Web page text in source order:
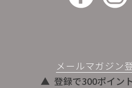
メールマガジン
登録で300ポイン